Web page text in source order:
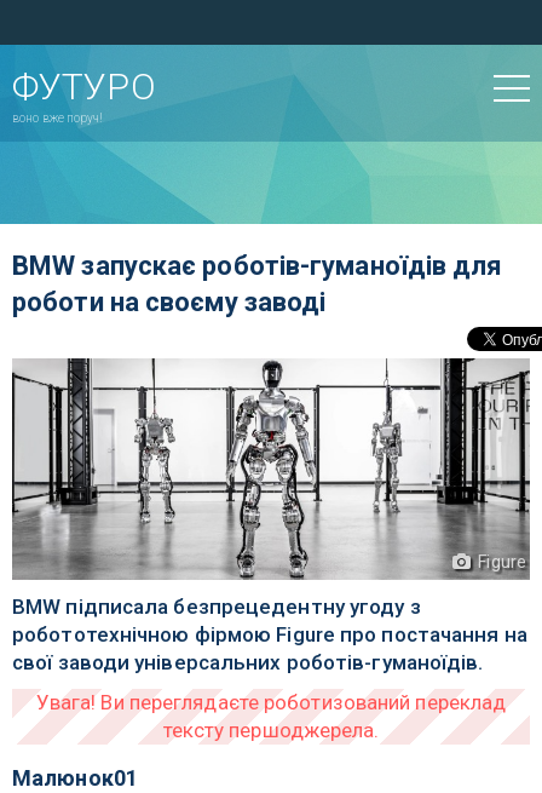
ФУТУРО
воно вже поруч!
BMW запускає роботів-гуманоїдів для
роботи на своєму заводі
Figure
BMW підписала безпрецедентну угоду з
робототехнічною фірмою Figure про постачання на
свої заводи універсальних роботів-гуманоїдів.
Малюнок01